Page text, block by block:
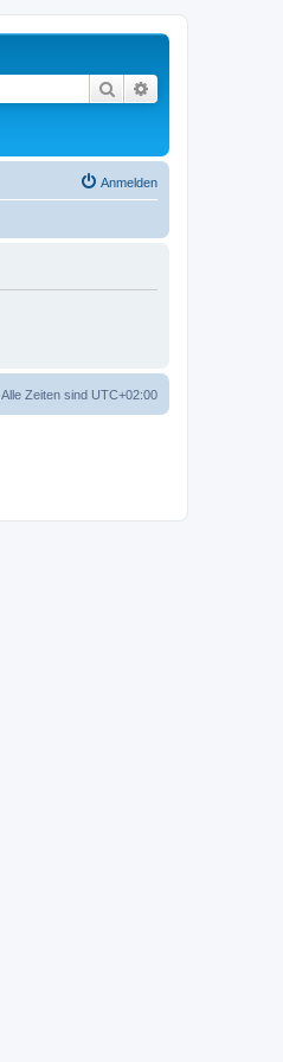
Suche
Anmelden
Alle Zeiten sind UTC+02:00